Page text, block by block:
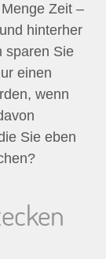
Zeit –
hinterher
sparen Sie
einen
wenn
Sie eben